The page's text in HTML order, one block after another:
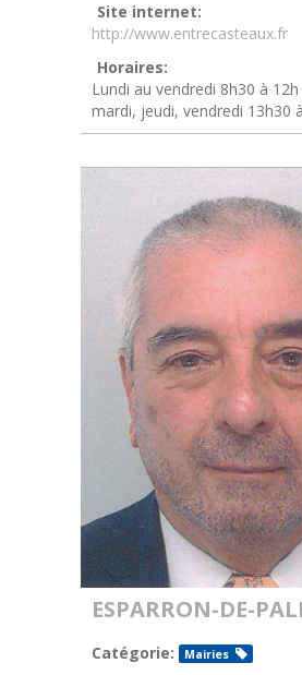
Site internet:
http://www.entrecasteaux.fr
Horaires:
Lundi au vendredi 8h30 à
mardi, jeudi, vendredi 13h30
ESPARRON-DE-
Catégorie: Mairies